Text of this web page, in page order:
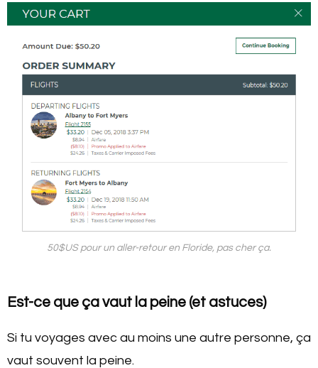
50$US pour un aller-retour en Floride, pas cher ça.
Est-ce que ça vaut la peine (et astuces)
Si tu voyages avec au moins une autre personne, ça
vaut souvent la peine.